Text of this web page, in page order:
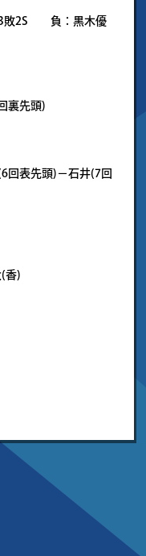
敗2S 負：黒木優
裏先頭)
回表先頭)－石井(7回
香)